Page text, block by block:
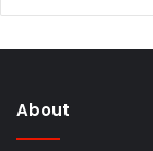
About